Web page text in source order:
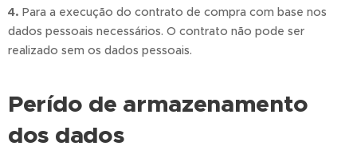
4. Para a execução do contrato de compra com base nos
dados pessoais necessários. O contrato não pode ser
realizado sem os dados pessoais.
Perído de armazenamento
dos dados